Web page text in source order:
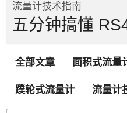
流量计技术指南
五分钟搞懂
全部文章 面积式流量
蹼轮式流量计 流量计